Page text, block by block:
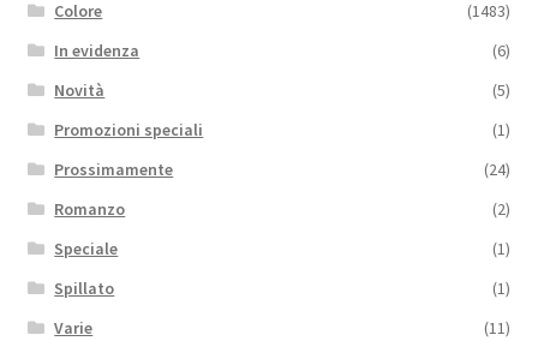
Colore
(1483)
In evidenza
(6)
Novità
(5)
Promozioni speciali
(1)
Prossimamente
(24)
Romanzo
(2)
Speciale
(1)
Spillato
(1)
Varie
(11)